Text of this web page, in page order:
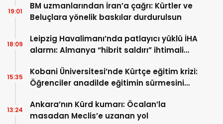
BM uzmanlarından İran’a çağrı: Kürtler ve
Beluçlara yönelik baskılar durdurulsun
19:01
Leipzig Havalimanı’nda patlayıcı yüklü İHA
alarmı: Almanya “hibrit saldırı” ihtimali
18:09
Kobani Üniversitesi’nde Kürtçe eğitim krizi:
Öğrenciler anadilde eğitimin sürmesini
15:35
Ankara’nın Kürd kumarı: Öcalan’la
masadan Meclis’e uzanan yol
13:24